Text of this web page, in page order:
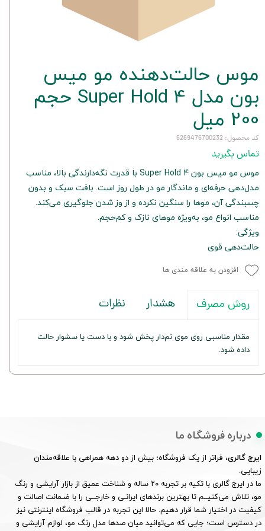
موس حالت‌دهنده مو میس
بون مدل Super Hold 4 حجم
200 میل
کد محصول: 6269476700232
تماس بگیرید
موس مو میس بون Super Hold 4 با قدرت نگه‌دارندگی بالا، مناسب
مدل‌دهی حرفه‌ای و ماندگار مو در طول روز است. بافت سبک و بدون
چسبندگی آن، موها را سنگین نکرده و از وز شدن جلوگیری می‌کند.
مناسب انواع مو، به‌ویژه موهای نازک و کم‌حجم.
ویژگی:
حالت‌دهی قوی
افزودن به علاقه مندی ها
روش مصرف هشدار نظرات
مقدار مناسبی روی موی نم‌دار پخش شود و با دست یا سشوار حالت
داده شود.
درباره فروشگاه ما
ایرج گالری، فراتر از یک فروشگاه؛ بیش از دو دهه همراهی با علاقه‌مندان
زیبایی.
ما در ایرج گالری با تکیه بر تجربه ۲۰ ساله و شناخت عمیق از بازار آرایشی و رنگ
مو، تلاش می‌کنیــم تا بهترین برندهای ایرانـی و خارجــی را با ضـمانت اصالت و
کیفیت در اختیار شما قرار دهیم. حالا این تجربه در قالب فروشگاه اینترنتی نیز
در دسترس است؛ جایی که می‌توانید میان صدها مدل رنگ مو، لوازم آرایشی و